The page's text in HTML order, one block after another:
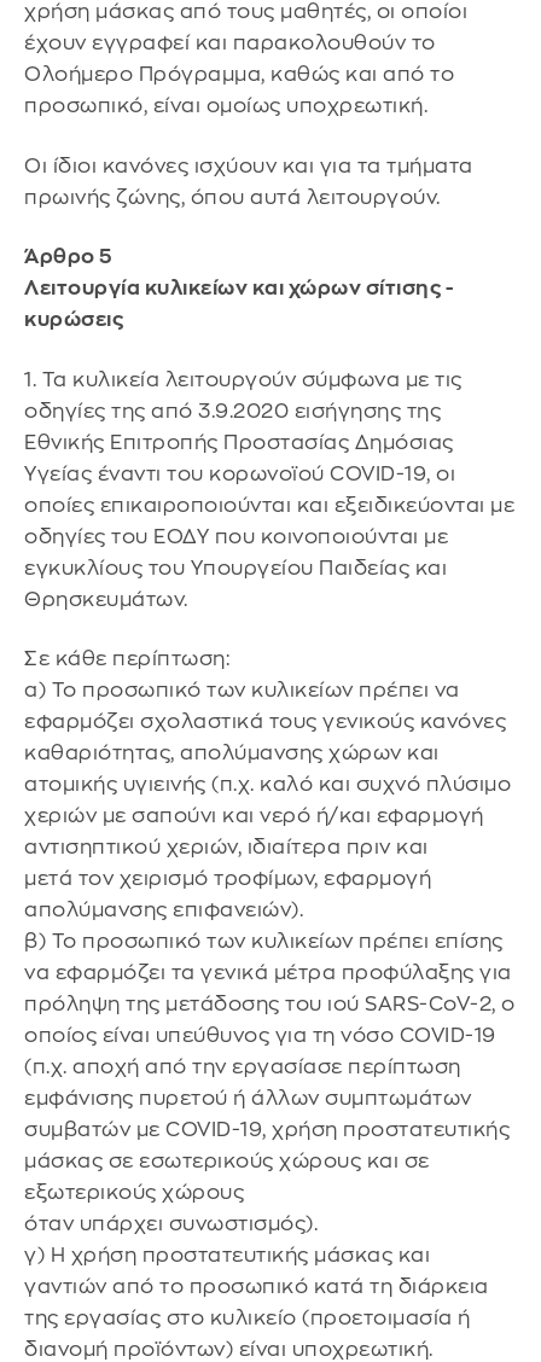
χρήση μάσκας από τους μαθητές, οι οποίοι
έχουν εγγραφεί και παρακολουθούν το
Ολοήμερο Πρόγραμμα, καθώς και από το
προσωπικό, είναι ομοίως υποχρεωτική.
Οι ίδιοι κανόνες ισχύουν και για τα τμήματα
πρωινής ζώνης, όπου αυτά λειτουργούν.
Άρθρο 5
Λειτουργία κυλικείων και χώρων σίτισης -
κυρώσεις
1. Τα κυλικεία λειτουργούν σύμφωνα με τις
οδηγίες της από 3.9.2020 εισήγησης της
Εθνικής Επιτροπής Προστασίας Δημόσιας
Υγείας έναντι του κορωνοϊού COVID-19, οι
οποίες επικαιροποιούνται και εξειδικεύονται με
οδηγίες του ΕΟΔΥ που κοινοποιούνται με
εγκυκλίους του Υπουργείου Παιδείας και
Θρησκευμάτων.
Σε κάθε περίπτωση:
α) Το προσωπικό των κυλικείων πρέπει να
εφαρμόζει σχολαστικά τους γενικούς κανόνες
καθαριότητας, απολύμανσης χώρων και
ατομικής υγιεινής (π.χ. καλό και συχνό πλύσιμο
χεριών με σαπούνι και νερό ή/και εφαρμογή
αντισηπτικού χεριών, ιδιαίτερα πριν και
μετά τον χειρισμό τροφίμων, εφαρμογή
απολύμανσης επιφανειών).
β) Το προσωπικό των κυλικείων πρέπει επίσης
να εφαρμόζει τα γενικά μέτρα προφύλαξης για
πρόληψη της μετάδοσης του ιού SARS-CoV-2, ο
οποίος είναι υπεύθυνος για τη νόσο COVID-19
(π.χ. αποχή από την εργασίασε περίπτωση
εμφάνισης πυρετού ή άλλων συμπτωμάτων
συμβατών με COVID-19, χρήση προστατευτικής
μάσκας σε εσωτερικούς χώρους και σε
εξωτερικούς χώρους
όταν υπάρχει συνωστισμός).
γ) Η χρήση προστατευτικής μάσκας και
γαντιών από το προσωπικό κατά τη διάρκεια
της εργασίας στο κυλικείο (προετοιμασία ή
διανομή προϊόντων) είναι υποχρεωτική.